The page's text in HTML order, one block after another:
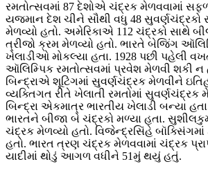
રમતોત્સવમાં 87 દેશોએ ચંદ્રક મેળવવામાં
યજમાન દેશ ચીને સૌથી વધુ 48 સુવર્ણચંદ્રકો
મેળવ્યો હતો. અમેરિકાએ 112 ચંદ્રકો સાથે
ત્રીજો ક્રમ મેળવ્યો હતો. ભારતે બેજિંગ
ખેલાડીઓ મોકલ્યા હતા. 1928 પછી પહેલી
ઑલિમ્પિક રમતોત્સવમાં પ્રવેશ મેળવી શકી
બિન્દ્રાએ શૂટિંગમાં સુવર્ણચંદ્રક મેળવીને
વ્યક્તિગત રીતે ખેલાતી રમતોમાં
બિન્દ્રા એકમાત્ર ભારતીય ખેલાડી બન્યા
ભારતને બીજા બે ચંદ્રકો મળ્યા હતા.
ચંદ્રક મેળવ્યો હતો. વિજેન્દ્રસિંહે
હતો. ભારત ત્રણ ચંદ્રક મેળવવામાં ચંદ્રક
યાદીમાં થોડું આગળ વધીને 51મું થયું હતું.